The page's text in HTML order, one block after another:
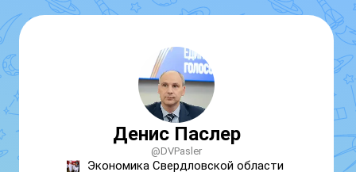
Денис Паслер
@DVPasler
Экономика Свердловской области